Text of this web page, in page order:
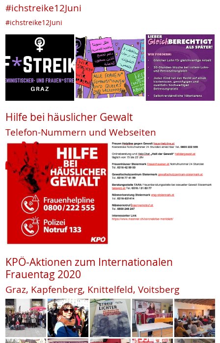
#ichstreike12Juni
#ichstreike12Juni
Hilfe bei häuslicher Gewalt
Telefon-Nummern und Webseiten
KPÖ-Aktionen zum Internationalen
Frauentag 2020
Graz, Kapfenberg, Knittelfeld, Voitsberg